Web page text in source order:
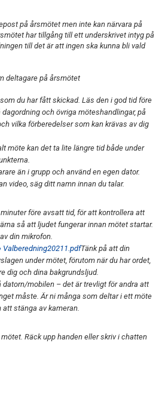
på årsmötet men inte kan närvara på
har tillgång till ett underskrivet intyg på
till det är att ingen ska kunna bli vald
deltagare på årsmötet
du har fått skickad. Läs den i god tid före
och övriga möteshandlingar, på
vilka förberedelser som kan krävas av dig
möte kan det ta lite längre tid både under
än i grupp och använd en egen dator.
video, säg ditt namn innan du talar.
före avsatt tid, för att kontrollera att
så att ljudet fungerar innan mötet startar.
din mikrofon.
Valberedning20211.pdfTänk på att din
under mötet, förutom när du har ordet,
dig och dina bakgrundsljud.
datorn/mobilen – det är trevligt för andra att
måste. Är ni många som deltar i ett möte
stänga av kameran.
Räck upp handen eller skriv i chatten